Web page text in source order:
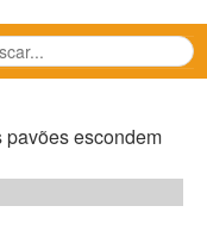
pavões escondem